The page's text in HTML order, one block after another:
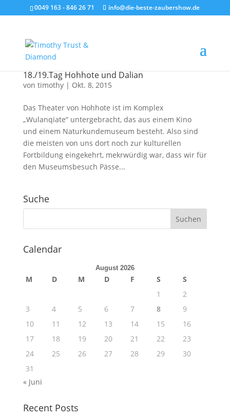
0049 163 - 846 26 71 info@die-beste-zaubershow.de
18./19.Tag Hohhote und Dalian
von timothy| Okt. 8, 2015
Das Theater von Hohhote ist im Komplex
„Wulanqiate“ untergebracht, das aus einem Kino
und einem Naturkundemuseum besteht. Also sind
die meisten von uns dort noch zur kulturellen
Fortbildung eingekehrt, mekrwürdig war, dass wir für
den Museumsbesuch Pässe...
Suche
Calendar
August 2026
M D M D F S
S
1
2
3
4 5 6 7 8
9
10
11 12 13 14 15
16
17
18 19 20 21 22
23
24
25 26 27 28 29
30
31
« Juni
Recent Posts